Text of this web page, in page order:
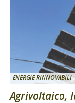
ENERGIE RINNOVABILI
Agrivoltaico,